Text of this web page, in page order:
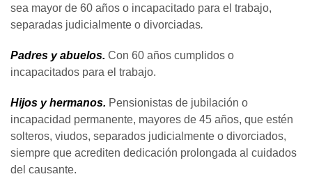
sea mayor de 60 años o incapacitado para el trabajo,
separadas judicialmente o divorciadas.
Padres y abuelos. Con 60 años cumplidos o
incapacitados para el trabajo.
Hijos y hermanos. Pensionistas de jubilación o
incapacidad permanente, mayores de 45 años, que estén
solteros, viudos, separados judicialmente o divorciados,
siempre que acrediten dedicación prolongada al cuidados
del causante.